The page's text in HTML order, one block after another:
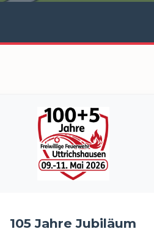
105 Jahre Jubiläum